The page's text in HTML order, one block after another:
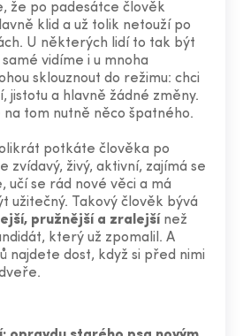
že po padesátce člověk
klid a už tolik netouží po
U některých lidí to tak být
vidíme i u mnoha
sklouznout do režimu: chci
jistotu a hlavně žádné změny.
tom nutně něco špatného.
potkáte člověka po
zvídavý, živý, aktivní, zajímá se
učí se rád nové věci a má
užitečný. Takový člověk bývá
pružnější a zralejší než
který už zpomalil. A
najdete dost, když si před nimi